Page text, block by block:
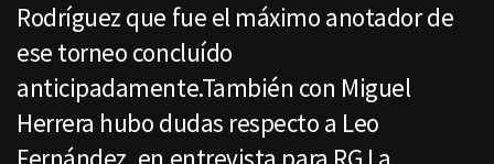
Rodríguez que fue el máximo anotador de
ese torneo concluído
anticipadamente.También con Miguel
Herrera hubo dudas respecto a Leo